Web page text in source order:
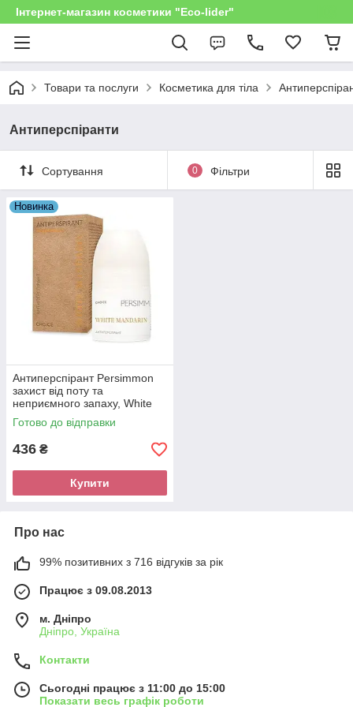
Інтернет-магазин косметики "Eco-lider"
Товари та послуги Косметика для тіла
Антиперспіранти
Сортування 0 Фільтри
Новинка
Антиперспірант Persimmon
захист від поту та
неприємного запаху, White
Mandarin 50 мл
Готово до відправки
436 ₴
Купити
Про нас
99% позитивних з 716 відгуків за рік
Працює з 09.08.2013
м. Дніпро
Дніпро, Україна
Контакти
Сьогодні працює з 11:00 до 15:00
Показати весь графік роботи